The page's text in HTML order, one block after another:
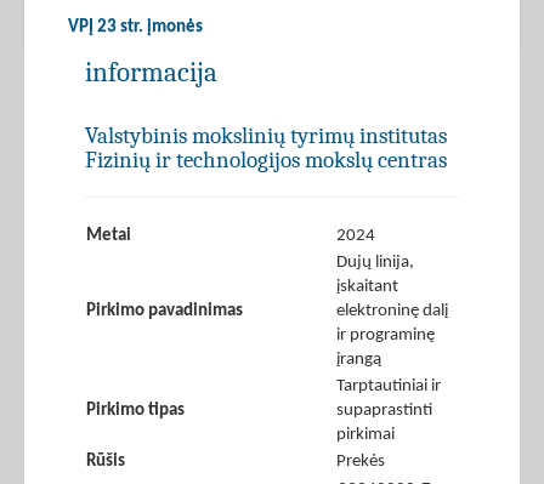
VPĮ 23 str. įmonės
informacija
Valstybinis mokslinių tyrimų institutas
Fizinių ir technologijos mokslų centras
Metai 2024
Pirkimo pavadinimas
Dujų linija,
įskaitant
elektroninę dalį
ir programinę
įrangą
Pirkimo tipas
Tarptautiniai ir
supaprastinti
pirkimai
Rūšis
Prekės